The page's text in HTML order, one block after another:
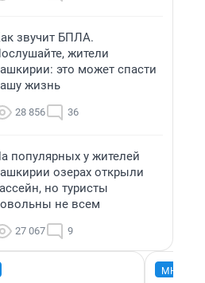
звучит БПЛА.
жители
это может спасти
жизнь
28 856 36
популярных у жителей
озерах открыли
но туристы
не всем
27 067 9